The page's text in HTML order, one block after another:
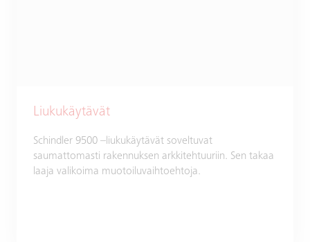
Liukukäytävät
Schindler 9500 –liukukäytävät soveltuvat
saumattomasti rakennuksen arkkitehtuuriin. Sen takaa
laaja valikoima muotoiluvaihtoehtoja.